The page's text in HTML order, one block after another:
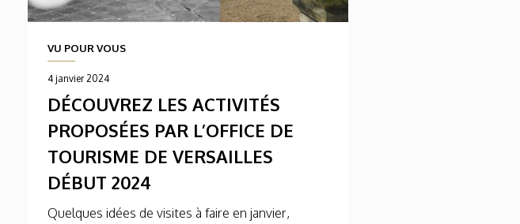
VU POUR VOUS
4 janvier 2024
DÉCOUVREZ LES ACTIVITÉS
PROPOSÉES PAR L’OFFICE DE
TOURISME DE VERSAILLES
DÉBUT 2024
Quelques idées de visites à faire en janvier,